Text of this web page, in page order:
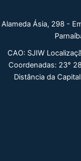
Alameda Ásia, 298 -
CAO: SJIW
Coordenadas: 23°
Distância da